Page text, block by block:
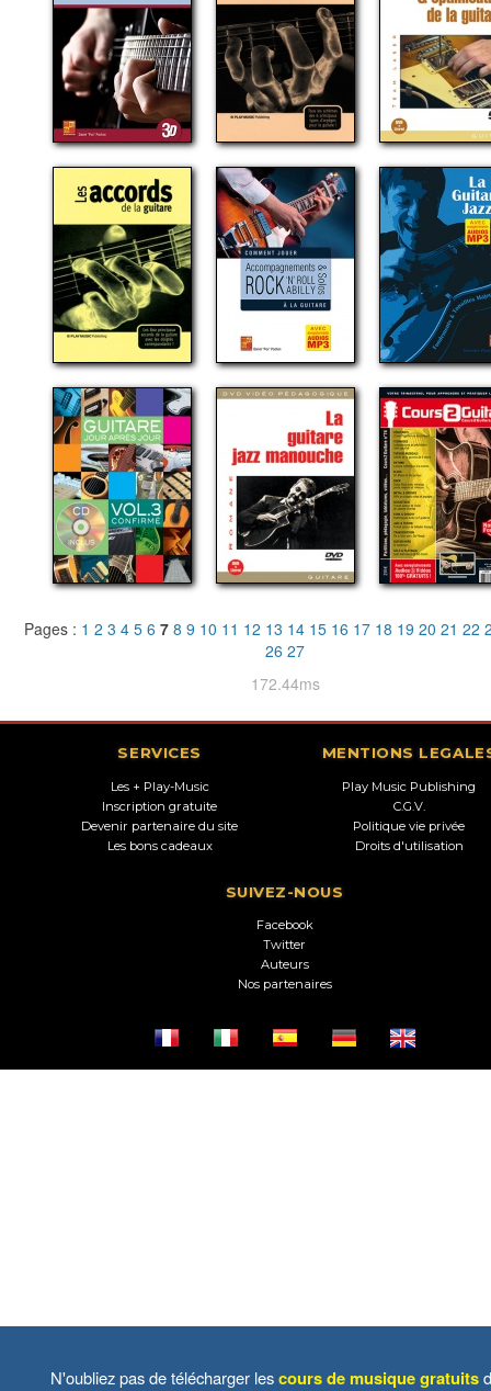
Pages : 1 2 3 4 5 6 7 8 9 10 11 12 13 14 15 16 17 18 19 20 21 22
26 27
172.44ms
SERVICES
Les + Play-Music
Inscription gratuite
Devenir partenaire du site
Les bons cadeaux
MENTIONS
Play Music Publishing
C.G.V.
Politique vie privée
Droits d'utilisation
SUIVEZ-NOUS
Facebook
Twitter
Auteurs
Nos partenaires
N'oubliez pas de télécharger lescours de musique gratuits